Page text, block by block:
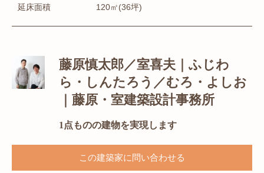
延床面積 120㎡(36坪)
藤原慎太郎／室喜夫｜ふじわ
ら・しんたろう／むろ・よしお
｜藤原・室建築設計事務所
1点ものの建物を実現します
この建築家に問い合わせる